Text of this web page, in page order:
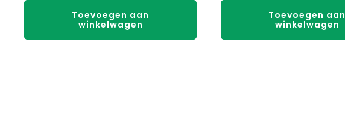
Toevoegen aan
winkelwagen
Toevoegen aan
winkelwagen